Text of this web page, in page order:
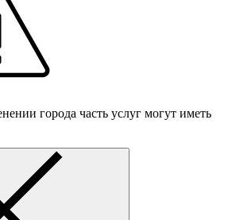
города часть услуг могут иметь